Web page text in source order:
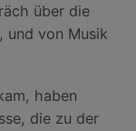
über die
und von Musik
haben
die zu der